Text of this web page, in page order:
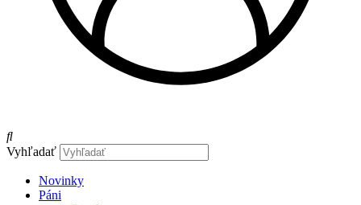
Vyhľadať
Novinky
Páni